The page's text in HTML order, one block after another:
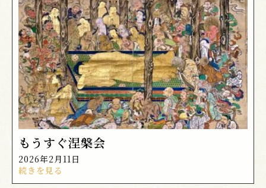
もうすぐ涅槃会
2026年2月11日
続きを見る